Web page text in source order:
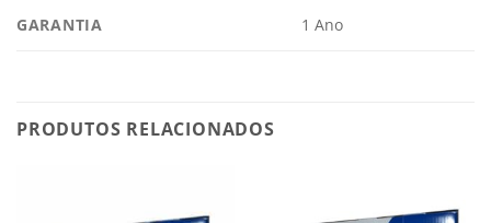
GARANTIA 1 Ano
PRODUTOS RELACIONADOS